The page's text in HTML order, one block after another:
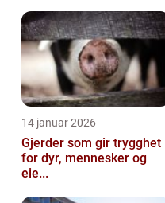
14 januar 2026
Gjerder som gir trygghet
for dyr, mennesker og
eie...